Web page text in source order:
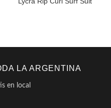
LA ARGENTINA
en local